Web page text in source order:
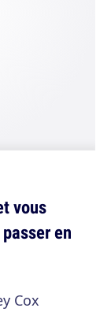
vous
en
Cox